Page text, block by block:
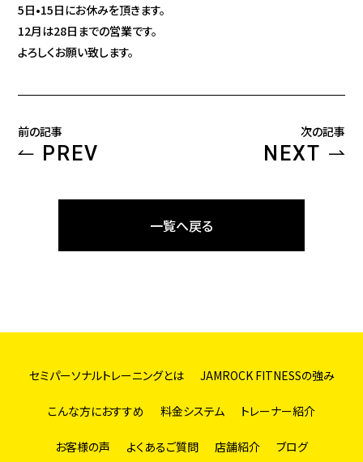
5日•15日にお休みを頂きます。
12月は28日までの営業です。
よろしくお願い致します。
前の記事
PREV
次の記事
NEXT
一覧へ戻る
セミパーソナルトレーニングとは JAMROCK FITNESSの強み
こんな方におすすめ 料金システム トレーナー紹介
お客様の声 よくあるご質問 店舗紹介 ブログ